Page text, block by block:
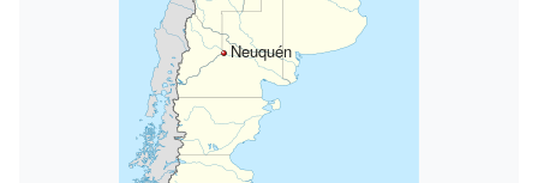
Neuquén